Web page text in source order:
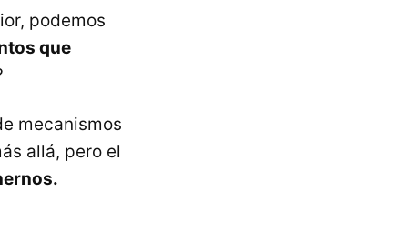
podemos
que
mecanismos
allá, pero el